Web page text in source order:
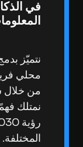
في
نتميّز
محلي
من خلال
نمتلك
المختلفة.